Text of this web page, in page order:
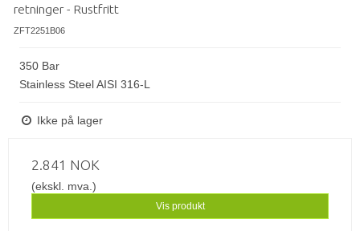
retninger - Rustfritt
ZFT2251B06
350 Bar
Stainless Steel AISI 316-L
Ikke på lager
2.841 NOK
(ekskl. mva.)
Vis produkt